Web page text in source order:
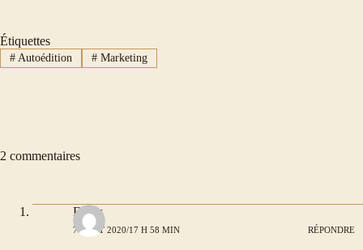
Étiquettes
#Autoédition #Marketing
2 commentaires
Fileas
7 AOÛT 2020/17 H 58 MIN RÉPONDRE